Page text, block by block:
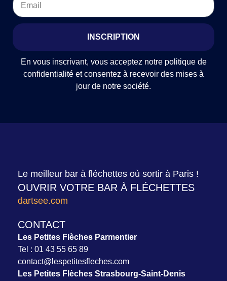
INSCRIPTION
En vous inscrivant, vous acceptez notre politique de
confidentialité et consentez à recevoir des mises à
jour de notre société.
Le meilleur bar à fléchettes où sortir à Paris !
OUVRIR VOTRE BAR À FLÉCHETTES
dartsee.com
CONTACT
Les Petites Flèches Parmentier
Tel : 01 43 55 65 89
contact@lespetitesfleches.com
Les Petites Flèches Strasbourg-Saint-Denis